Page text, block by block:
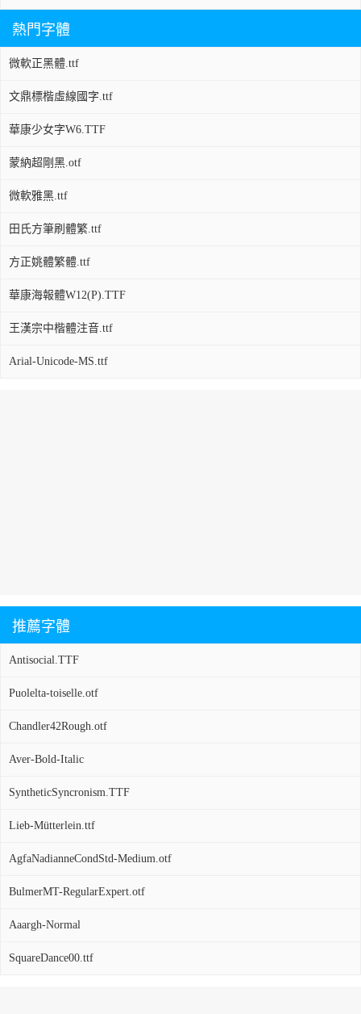
熱門字體
微軟正黑體.ttf
文鼎標楷虛線國字.ttf
華康少女字W6.TTF
蒙納超剛黑.otf
微軟雅黑.ttf
田氏方筆刷體繁.ttf
方正姚體繁體.ttf
華康海報體W12(P).TTF
王漢宗中楷體注音.ttf
Arial-Unicode-MS.ttf
推薦字體
Antisocial.TTF
Puolelta-toiselle.otf
Chandler42Rough.otf
Aver-Bold-Italic
SyntheticSyncronism.TTF
Lieb-Mütterlein.ttf
AgfaNadianneCondStd-Medium.otf
BulmerMT-RegularExpert.otf
Aaargh-Normal
SquareDance00.ttf